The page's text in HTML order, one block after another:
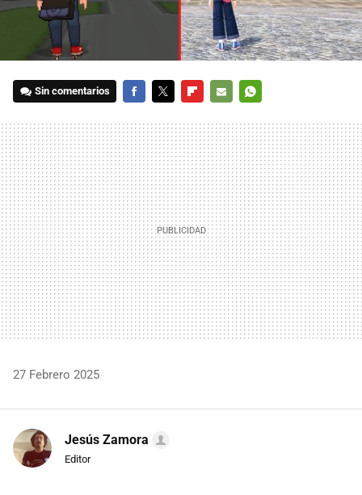
Sin comentarios
MAIL
27 Febrero 2025
Jesús Zamora
Editor